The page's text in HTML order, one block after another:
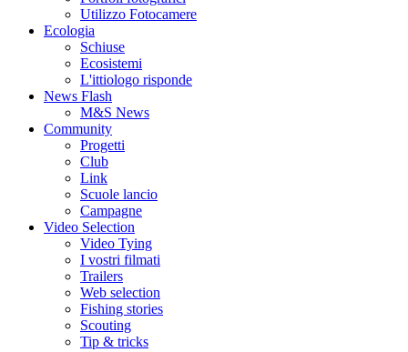
Utilizzo Fotocamere
Ecologia
Schiuse
Ecosistemi
L'ittiologo risponde
News Flash
M&S News
Community
Progetti
Club
Link
Scuole lancio
Campagne
Video Selection
Video Tying
I vostri filmati
Trailers
Web selection
Fishing stories
Scouting
Tip & tricks